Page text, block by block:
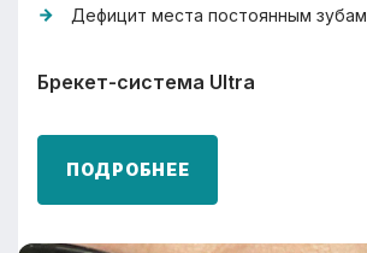
Дефицит места постоянным зубам
Брекет-система Ultra
ПОДРОБНЕЕ